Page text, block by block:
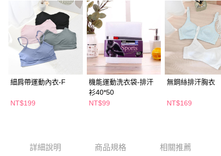
２．訂單成立數日內，您將收到繳費通知簡訊。
３．收到繳費通知簡訊後14天內，點擊此簡訊中的連結，可透過四大超商／
ATM／網路銀行／等多元方式進行付款，方視為交易完成。
※ 請注意：結帳手續完成當下不需立刻繳費，但若您需要取消訂單，請聯絡
購買商品的店家。未經商家同意取消之訂單仍視為有效，需透過AFTEE先享
後付繳納相關費用。
※ 交易是否成功請以「AFTEE先享後付 」之結帳頁面顯示為準，若有關於
是否繳費成功／繳費後需取消欲退款等相關疑問，請聯繫「AFTEE先享後付
https://netprotections.freshdesk.com/support/home
１．透過由恩沛科技股份有限公司提供之「AFTEE先享後付」服務完成之交
３．未成年的使用者請事先徵得法定代理人或監護人之同意方可使用
每筆NT$65，滿NT$390(含以上)免運費
萊爾富取貨付款
每筆NT$65，滿NT$490(含以上)免運費
付款後萊爾富取貨
每筆NT$65，滿NT$490(含以上)免運費
每筆NT$65，滿NT$490(含以上)免運費
宅配(本島)
細肩帶運動內衣-F
NT$199
機能運動洗衣袋-排汗
衫40*50
NT$99
無鋼絲排汗胸衣
NT$169
詳細說明 商品規格 相關推薦